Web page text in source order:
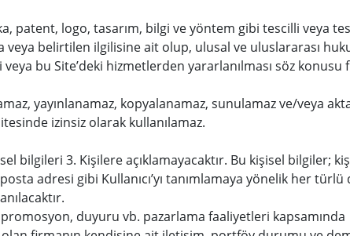
patent, logo, tasarım, bilgi ve yöntem gibi tescilli veya
belirtilen ilgilisine ait olup, ulusal ve uluslararası
bu Site’deki hizmetlerden yararlanılması söz konusu
yayınlanamaz, kopyalanamaz, sunulamaz ve/veya
izinsiz olarak kullanılamaz.
bilgileri 3. Kişilere açıklamayacaktır. Bu kişisel bilgiler;
adresi gibi Kullanıcı’yı tanımlamaya yönelik her türlü
promosyon, duyuru vb. pazarlama faaliyetleri kapsamında